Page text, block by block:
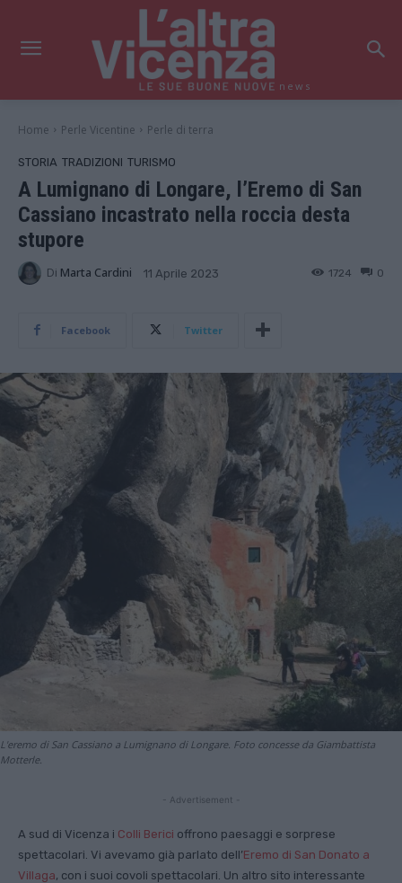
news
Home Perle Vicentine Perle di terra
STORIA TRADIZIONI TURISMO
A Lumignano di Longare, l’Eremo di San
Cassiano incastrato nella roccia desta
stupore
Di Marta Cardini 11 Aprile 2023 0
1724
Facebook Twitter
L'eremo di San Cassiano a Lumignano di Longare. Foto concesse da Giambattista
Motterle.
- Advertisement -
A sud di Vicenza i Colli Berici offrono paesaggi e sorprese
spettacolari. Vi avevamo già parlato dell’Eremo di San Donato a
Villaga, con i suoi covoli spettacolari. Un altro sito interessante